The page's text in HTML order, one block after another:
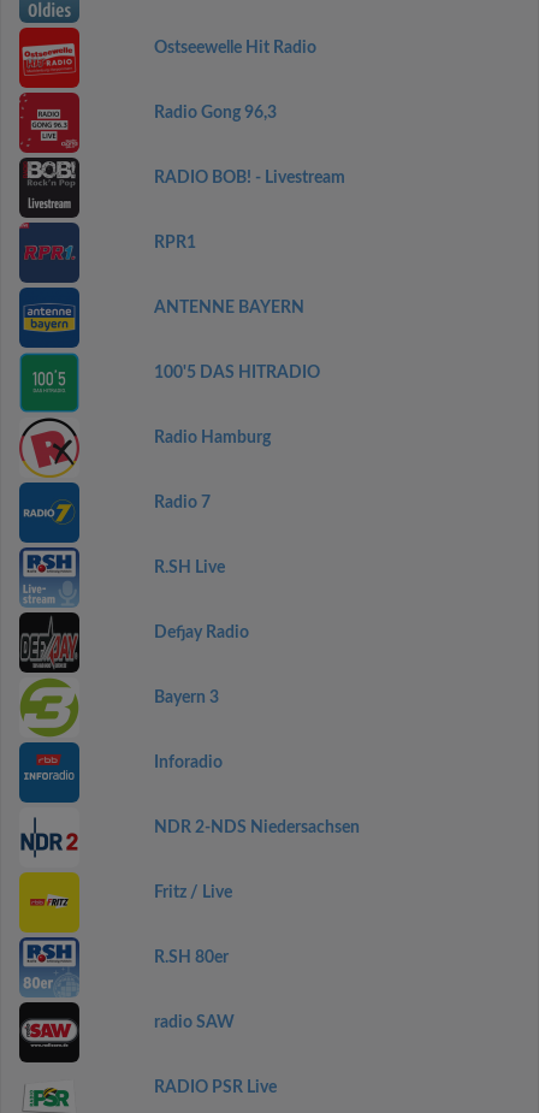
Ostseewelle Hit Radio
Radio Gong 96,3
RADIO BOB! - Livestream
RPR1
ANTENNE BAYERN
100'5 DAS HITRADIO
Radio Hamburg
Radio 7
R.SH Live
Defjay Radio
Bayern 3
Inforadio
NDR 2-NDS Niedersachsen
Fritz / Live
R.SH 80er
radio SAW
RADIO PSR Live